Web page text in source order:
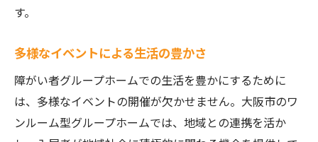
生活保護制度を活用した経済的なメリット
長期的な居住と安定した生活の提供
入居者の経験談に基づく利点と課題
す。
多様なイベントによる生活の豊かさ
障がい者グループホームでの生活を豊かにするために
は、多様なイベントの開催が欠かせません。大阪市のワ
ンルーム型グループホームでは、地域との連携を活か